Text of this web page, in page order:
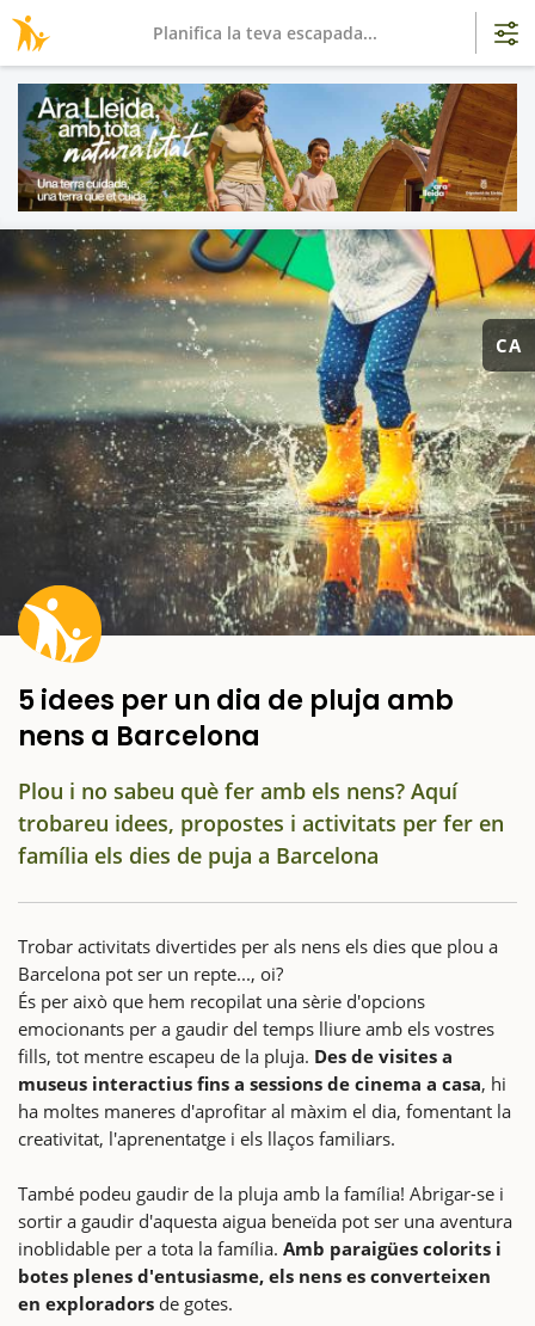
CA
5 idees per un dia de pluja amb
nens a Barcelona
Plou i no sabeu què fer amb els nens? Aquí
trobareu idees, propostes i activitats per fer en
família els dies de puja a Barcelona
Trobar activitats divertides per als nens els dies que plou a
Barcelona pot ser un repte..., oi?
És per això que hem recopilat una sèrie d'opcions
emocionants per a gaudir del temps lliure amb els vostres
fills, tot mentre escapeu de la pluja. Des de visites a
museus interactius fins a sessions de cinema a casa, hi
ha moltes maneres d'aprofitar al màxim el dia, fomentant la
creativitat, l'aprenentatge i els llaços familiars.
També podeu gaudir de la pluja amb la família! Abrigar-se i
sortir a gaudir d'aquesta aigua beneïda pot ser una aventura
inoblidable per a tota la família. Amb paraigües colorits i
botes plenes d'entusiasme, els nens es converteixen
en exploradors de gotes.
Planifica la teva escapada...